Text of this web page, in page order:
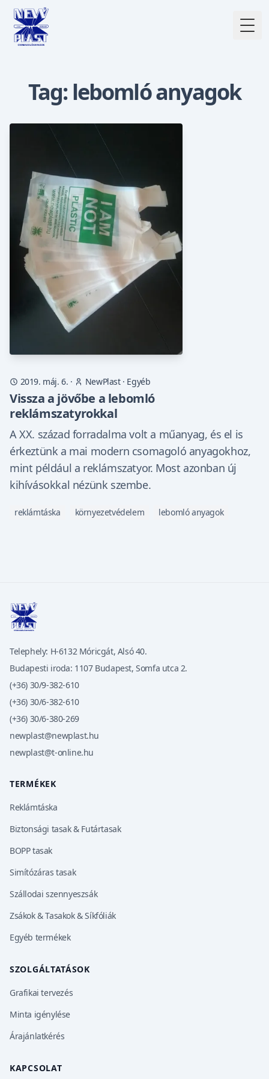
Tag: lebomló anyagok
2019. máj. 6. · NewPlast· Egyéb
Vissza a jövőbe a lebomló
reklámszatyrokkal
A XX. század forradalma volt a műanyag, és el is
érkeztünk a mai modern csomagoló anyagokhoz,
mint például a reklámszatyor. Most azonban új
kihívásokkal nézünk szembe.
reklámtáska környezetvédelem lebomló anyagok
Telephely: H-6132 Móricgát, Alsó 40.
Budapesti iroda: 1107 Budapest, Somfa utca 2.
(+36) 30/9-382-610
(+36) 30/6-382-610
(+36) 30/6-380-269
newplast@newplast.hu
newplast@t-online.hu
TERMÉKEK
Reklámtáska
Biztonsági tasak & Futártasak
BOPP tasak
Simítózáras tasak
Szállodai szennyeszsák
Zsákok & Tasakok & Síkfóliák
Egyéb termékek
SZOLGÁLTATÁSOK
Grafikai tervezés
Minta igénylése
Árajánlatkérés
KAPCSOLAT